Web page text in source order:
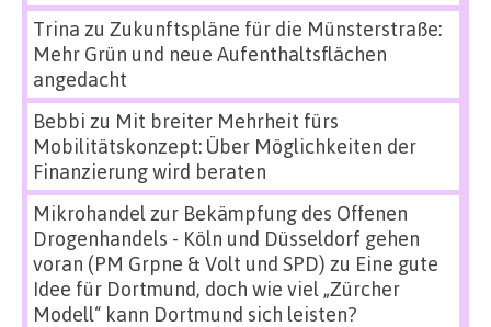
Trina zu Zukunftspläne für die Münsterstraße:
Mehr Grün und neue Aufenthaltsflächen
angedacht
Bebbi zu Mit breiter Mehrheit fürs
Mobilitätskonzept: Über Möglichkeiten der
Finanzierung wird beraten
Mikrohandel zur Bekämpfung des Offenen
Drogenhandels - Köln und Düsseldorf gehen
voran (PM Grpne & Volt und SPD) zu Eine gute
Idee für Dortmund, doch wie viel „Zürcher
Modell“ kann Dortmund sich leisten?